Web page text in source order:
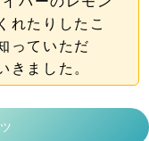
れたりしたこ
っていただ
きました。